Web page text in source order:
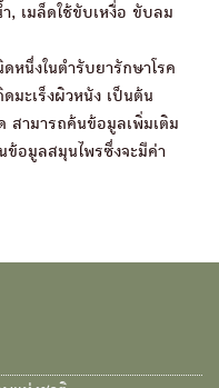
, เมล็ดใช้ขับเหงื่อ ขับลม
หนึ่งในตำรับยารักษาโรค
มะเร็งผิวหนัง เป็นต้น
สามารถค้นข้อมูลเพิ่มเติม
ข้อมูลสมุนไพรซึ่งจะมีค่า